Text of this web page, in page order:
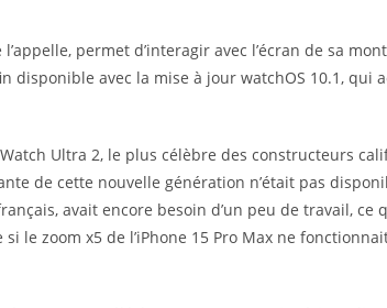
permet d’interagir avec l’écran de sa
disponible avec la mise à jour watchOS 10.1, qui
Ultra 2, le plus célèbre des constructeurs
de cette nouvelle génération n’était pas
avait encore besoin d’un peu de travail,
si le zoom x5 de l’iPhone 15 Pro Max ne